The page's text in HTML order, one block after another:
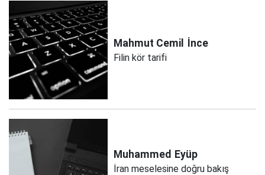
Mahmut Cemil İnce
Filin kör tarifi
Muhammed Eyüp
İran meselesine doğru bakış